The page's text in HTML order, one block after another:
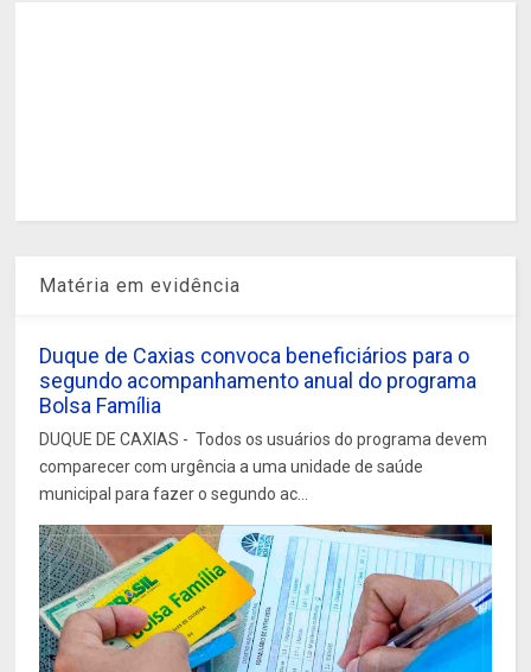
Matéria em evidência
Duque de Caxias convoca beneficiários para o
segundo acompanhamento anual do programa
Bolsa Família
DUQUE DE CAXIAS - Todos os usuários do programa devem
comparecer com urgência a uma unidade de saúde
municipal para fazer o segundo ac...